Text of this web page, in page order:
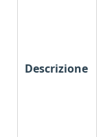
Descrizione